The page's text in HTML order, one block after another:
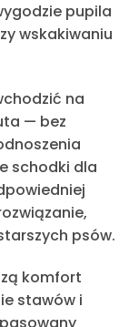
pupila
wskakiwaniu
na
— bez
schodki dla
psów.
komfort
stawów i